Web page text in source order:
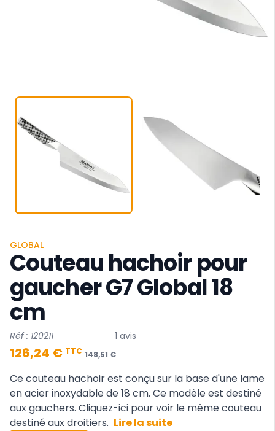
GLOBAL
Couteau hachoir pour
gaucher G7 Global 18
cm
Réf : 120211 1 avis
126,24 € TTC 148,51 €
Ce couteau hachoir est conçu sur la base d'une lame
en acier inoxydable de 18 cm. Ce modèle est destiné
aux gauchers. Cliquez-ici pour voir le même couteau
destiné aux droitiers. Lire la suite